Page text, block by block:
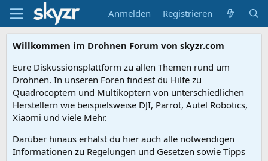
Anmelden Registrieren
Willkommen im Drohnen Forum von skyzr.com
Eure Diskussionsplattform zu allen Themen rund um
Drohnen. In unseren Foren findest du Hilfe zu
Quadrocoptern und Multikoptern von unterschiedlichen
Herstellern wie beispielsweise DJI, Parrot, Autel Robotics,
Xiaomi und viele Mehr.
Darüber hinaus erhälst du hier auch alle notwendigen
Informationen zu Regelungen und Gesetzen sowie Tipps